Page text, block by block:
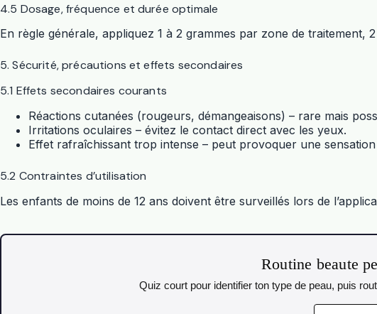
4.5 Dosage, fréquence et durée optimale
En règle générale, appliquez 1 à 2 grammes par zone de traitement,
5. Sécurité, précautions et effets secondaires
5.1 Effets secondaires courants
Réactions cutanées (rougeurs, démangeaisons) – rare mais
Irritations oculaires – évitez le contact direct avec les yeux.
Effet rafraîchissant trop intense – peut provoquer une
5.2 Contraintes d’utilisation
Les enfants de moins de 12 ans doivent être surveillés lors de
Routine beaute
Quiz court pour identifier ton type de peau, puis